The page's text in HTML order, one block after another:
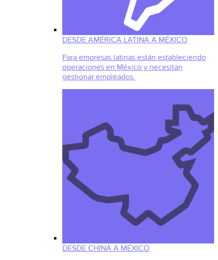
DESDE AMÉRICA LATINA A MÉXICO
Para empresas latinas están estableciendo
operaciones en México y necesitan
gestionar empleados.
DESDE CHINA A MÉXICO